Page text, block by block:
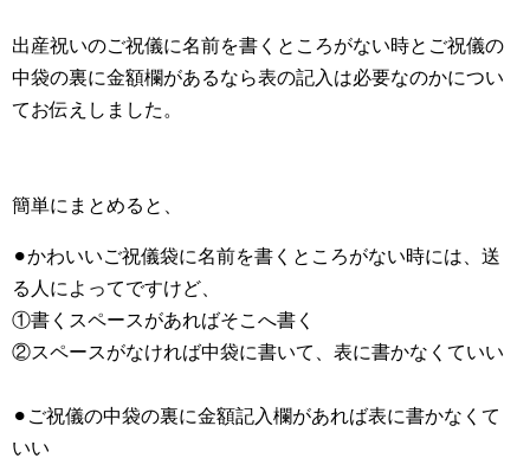
出産祝いのご祝儀に名前を書くところがない時とご祝儀の
中袋の裏に金額欄があるなら表の記入は必要なのかについ
てお伝えしました。
簡単にまとめると、
⚫︎かわいいご祝儀袋に名前を書くところがない時には、送
る人によってですけど、
①書くスペースがあればそこへ書く
②スペースがなければ中袋に書いて、表に書かなくていい
⚫︎ご祝儀の中袋の裏に金額記入欄があれば表に書かなくて
いい